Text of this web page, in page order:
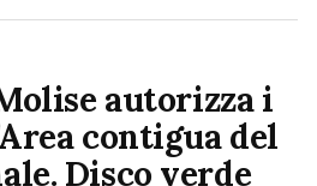
autorizza i
contigua del
Disco verde